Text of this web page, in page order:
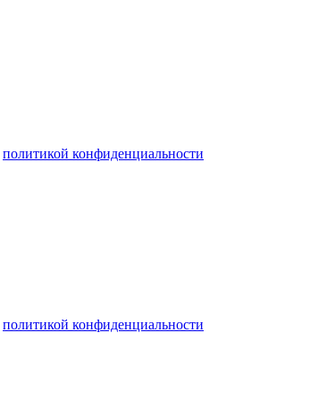
политикой конфиденциальности
политикой конфиденциальности